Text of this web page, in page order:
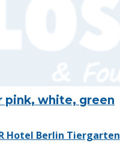
Pluschtier pink, white, green
Hotel Berlin Tiergarten